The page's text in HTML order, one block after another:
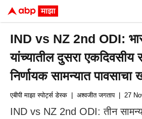
IND vs NZ 2nd ODI:
यांच्यातील दुसरा एकदिवसीय
निर्णायक सामन्यात पावसाचा
एबीपी माझा स्पोर्ट्स डेस्क | अश्वजीत जगताप| 27
IND vs NZ 2nd ODI: तीन